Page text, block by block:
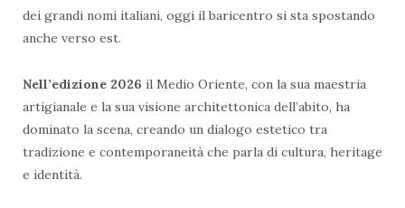
dei grandi nomi italiani, oggi il baricentro si sta spostando
anche verso est.
Nell’edizione 2026 il Medio Oriente, con la sua maestria
artigianale e la sua visione architettonica dell’abito, ha
dominato la scena, creando un dialogo estetico tra
tradizione e contemporaneità che parla di cultura, heritage
e identità.